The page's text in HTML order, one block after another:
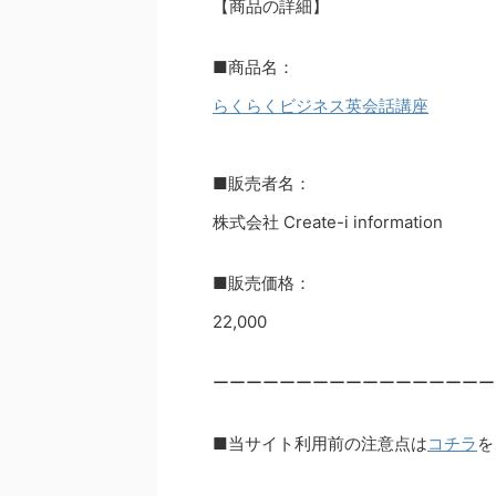
【商品の詳細】
■商品名：
らくらくビジネス英会話講座
■販売者名：
株式会社 Create-i information
■販売価格：
22,000
ーーーーーーーーーーーーーーーー
■当サイト利用前の注意点はコチラ